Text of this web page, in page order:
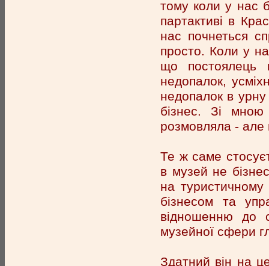
тому коли у нас
партактиві в
нас почнеться
просто. Коли у
що постоялець
недопалок,
недопалок в
бізнес. Зі мною
розмовляла - але
Те ж саме
в музей не
на туристичному
бізнесом та
відношенню до
музейної сфери
Здатний він на